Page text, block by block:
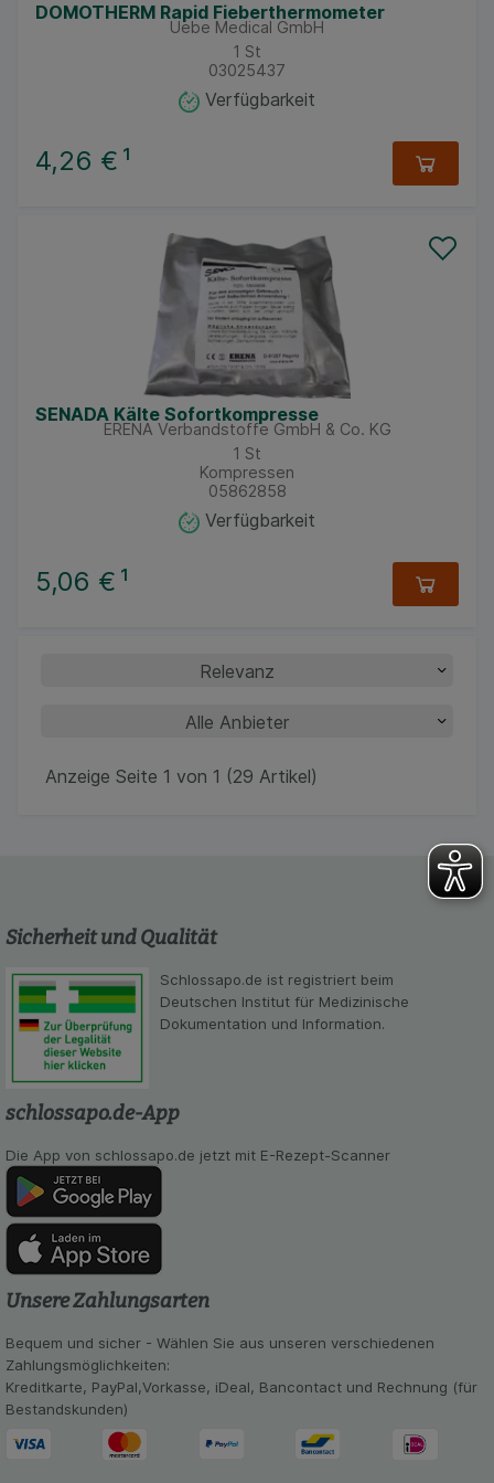
DOMOTHERM Rapid Fieberthermometer
Uebe Medical GmbH
1 St
03025437
Verfügbarkeit
4,26 € ¹
SENADA Kälte Sofortkompresse
ERENA Verbandstoffe GmbH & Co. KG
1 St
Kompressen
05862858
Verfügbarkeit
5,06 € ¹
Anzeige Seite 1 von 1 (29 Artikel)
Sicherheit und Qualität
Schlossapo.de ist registriert beim
Deutschen Institut für Medizinische
Dokumentation und Information.
schlossapo.de-App
Die App von schlossapo.de jetzt mit E-Rezept-Scanner
Unsere Zahlungsarten
Bequem und sicher - Wählen Sie aus unseren verschiedenen
Zahlungsmöglichkeiten:
Kreditkarte, PayPal,Vorkasse, iDeal, Bancontact und Rechnung (für
Bestandskunden)